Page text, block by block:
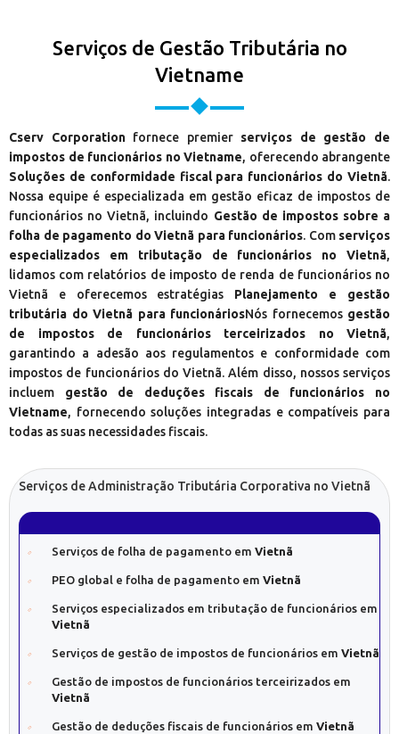
Serviços de Gestão Tributária no
Vietname
Cserv Corporationfornece premier serviços de gestão de
impostos de funcionários no Vietname, oferecendo abrangente
Soluções de conformidade fiscal para funcionários do Vietnã.
Nossa equipe é especializada em gestão eficaz de impostos de
funcionários no Vietnã, incluindo Gestão de impostos sobre a
folha de pagamento do Vietnã para funcionários. Com serviços
especializados em tributação de funcionários no Vietnã,
lidamos com relatórios de imposto de renda de funcionários no
Vietnã e oferecemos estratégias Planejamento e gestão
tributária do Vietnã para funcionáriosNós fornecemos gestão
de impostos de funcionários terceirizados no Vietnã,
garantindo a adesão aos regulamentos e conformidade com
impostos de funcionários do Vietnã. Além disso, nossos serviços
incluem gestão de deduções fiscais de funcionários no
Vietname, fornecendo soluções integradas e compatíveis para
todas as suas necessidades fiscais.
Serviços de Administração Tributária Corporativa no Vietnã
Serviços de folha de pagamento em Vietnã
PEO global e folha de pagamento em Vietnã
Serviços especializados em tributação de funcionários em
Vietnã
Serviços de gestão de impostos de funcionários em Vietnã
Gestão de impostos de funcionários terceirizados em
Vietnã
Gestão de deduções fiscais de funcionários em Vietnã